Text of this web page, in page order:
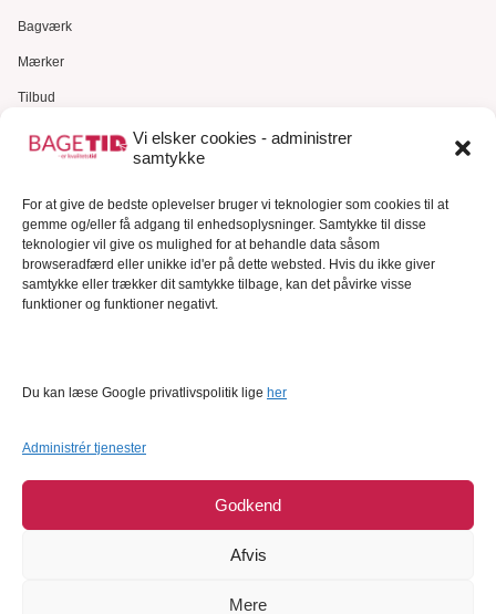
Vi elsker cookies - administrer
samtykke
For at give de bedste oplevelser bruger vi teknologier som cookies til at
gemme og/eller få adgang til enhedsoplysninger. Samtykke til disse
teknologier vil give os mulighed for at behandle data såsom
browseradfærd eller unikke id'er på dette websted. Hvis du ikke giver
samtykke eller trækker dit samtykke tilbage, kan det påvirke visse
funktioner og funktioner negativt.
Du kan læse Google privatlivspolitik lige her
Administrér tjenester
Godkend
Afvis
Mere
Bagværk
Mærker
Tilbud
Gavekort
Kundeservice
Kundeservice
FAQ – Ofte stillede spørgsmål
Om Bagetid.dk
Se Fødevarestyrelsens smiley-rapporter